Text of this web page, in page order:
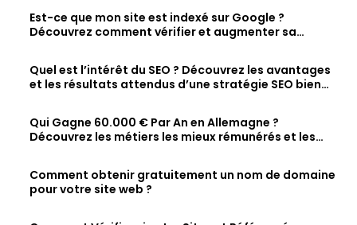
Est-ce que mon site est indexé sur Google ?
Découvrez comment vérifier et augmenter sa
Quel est l’intérêt du SEO ? Découvrez les avantages
et les résultats attendus d’une stratégie SEO bien
Qui Gagne 60.000 € Par An en Allemagne ?
Découvrez les métiers les mieux rémunérés et les
Comment obtenir gratuitement un nom de domaine
pour votre site web ?